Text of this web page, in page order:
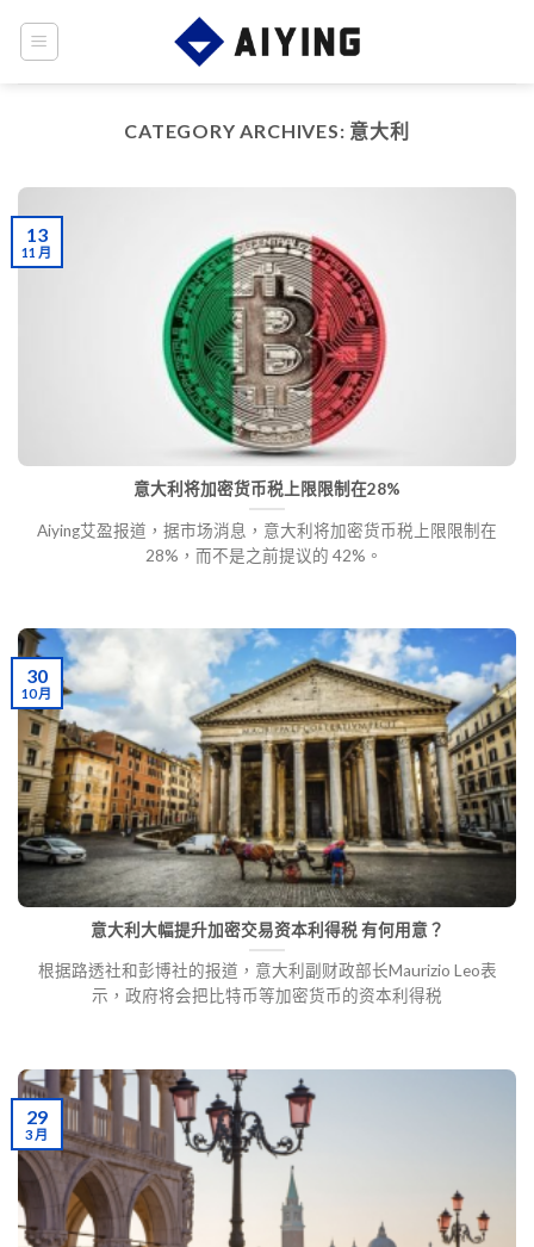
CATEGORY ARCHIVES: 意大利
意大利将加密货币税上限限制在28%
Aiying艾盈报道，据市场消息，意大利将加密货币税上限限制在
28%，而不是之前提议的 42%。
13
11 月
意大利大幅提升加密交易资本利得税 有何用意？
根据路透社和彭博社的报道，意大利副财政部长Maurizio Leo表
示，政府将会把比特币等加密货币的资本利得税
30
10 月
29
3 月